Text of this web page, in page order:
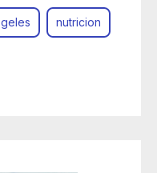
geles nutricion